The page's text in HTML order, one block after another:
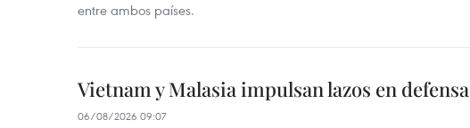
entre ambos países.
Vietnam y Malasia impulsan lazos en defensa
06/08/2026 09:07